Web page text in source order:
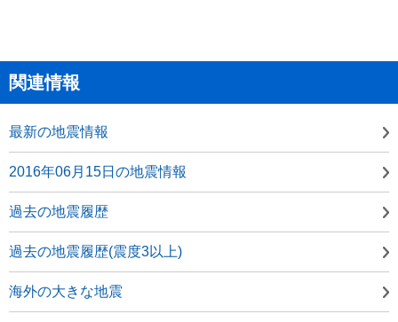
関連情報
最新の地震情報
2016年06月15日の地震情報
過去の地震履歴
過去の地震履歴(震度3以上)
海外の大きな地震